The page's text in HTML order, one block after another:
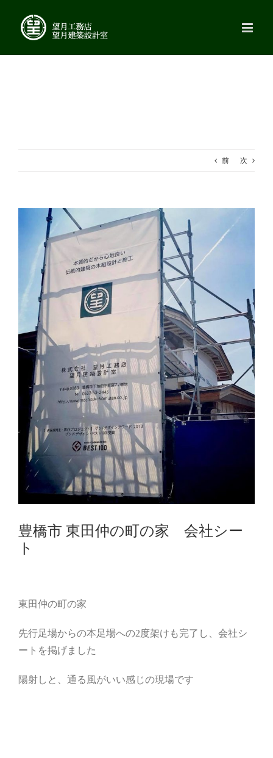
content
前 次
豊橋市 東田仲の町の家 会社シー
ト
東田仲の町の家
先行足場からの本足場への2度架けも完了し、会社シ
ートを掲げました
陽射しと、通る風がいい感じの現場です